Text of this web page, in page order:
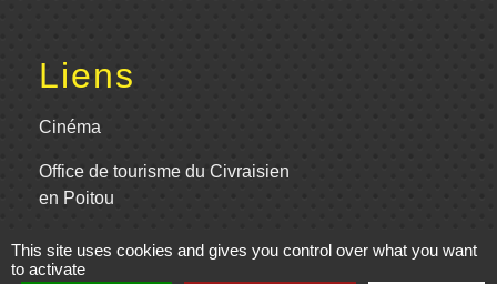
Liens
Cinéma
Office de tourisme du Civraisien
en Poitou
Actualités communauté de
communes
This site uses cookies and gives you control over what you want
to activate